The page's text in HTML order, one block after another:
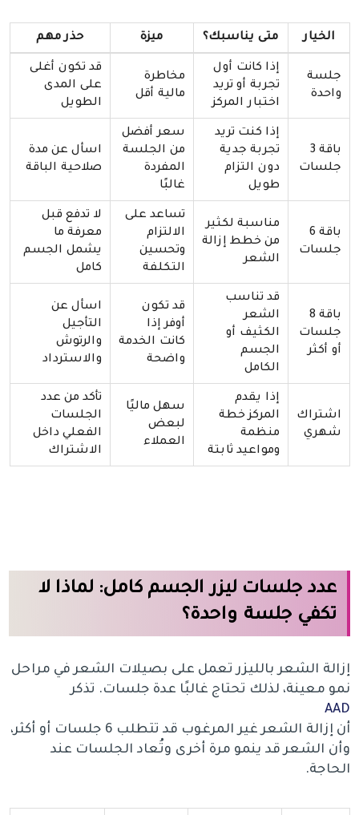
الخيار متى يناسبك؟ ميزة حذر مهم
جلسة
واحدة
إذا كانت أول
تجربة أو تريد
اختبار المركز
مخاطرة
مالية أقل
قد تكون أغلى
على المدى
الطويل
باقة 3
جلسات
إذا كنت تريد
تجربة جدية
دون التزام
طويل
سعر أفضل
من الجلسة
المفردة
غالبًا
اسأل عن مدة
صلاحية الباقة
باقة 6
جلسات
مناسبة لكثير
من خطط إزالة
الشعر
تساعد على
الالتزام
وتحسين
التكلفة
لا تدفع قبل
معرفة ما
يشمل الجسم
كامل
باقة 8
جلسات
أو أكثر
قد تناسب
الشعر
الكثيف أو
الجسم
الكامل
قد تكون
أوفر إذا
كانت الخدمة
واضحة
اسأل عن
التأجيل
والرتوش
والاسترداد
اشتراك
شهري
إذا يقدم
المركز خطة
منظمة
ومواعيد ثابتة
سهل ماليًا
لبعض
العملاء
تأكد من عدد
الجلسات
الفعلي داخل
الاشتراك
عدد جلسات ليزر الجسم كامل: لماذا لا
تكفي جلسة واحدة؟
إزالة الشعر بالليزر تعمل على بصيلات الشعر في مراحل
نمو معينة، لذلك تحتاج غالبًا عدة جلسات. تذكر
AAD
أن إزالة الشعر غير المرغوب قد تتطلب 6 جلسات أو أكثر،
وأن الشعر قد ينمو مرة أخرى وتُعاد الجلسات عند
الحاجة.